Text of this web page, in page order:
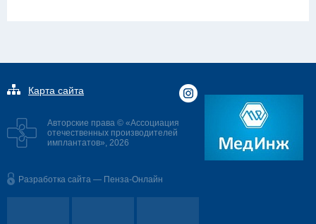
Карта сайта
Авторские права © «Ассоциация
отечественных производителей
имплантатов», 2026
Разработка сайта — Пенза-Онлайн